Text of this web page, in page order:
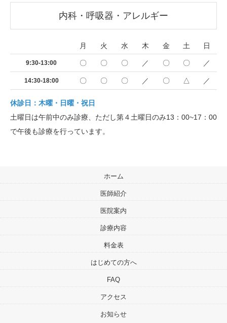
内科・呼吸器・アレルギー
月 火 水 木 金 土 日
9:30-13:00 〇 〇 〇 ／ 〇 〇 ／
14:30-18:00 〇 〇 〇 ／ 〇 △ ／
休診日：木曜・日曜・祝日
土曜日は午前中のみ診療、ただし第４土曜日のみ13：00~17：00
で午後も診療を行っています。
ホーム
医師紹介
医院案内
診療内容
料金表
はじめての方へ
FAQ
アクセス
お知らせ